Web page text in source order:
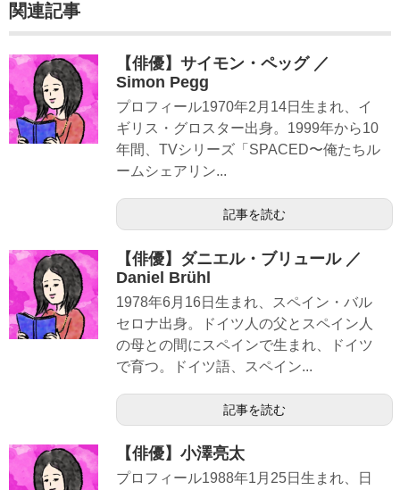
関連記事
【俳優】サイモン・ペッグ ／
Simon Pegg
プロフィール1970年2月14日生まれ、イ
ギリス・グロスター出身。1999年から10
年間、TVシリーズ「SPACED〜俺たちル
ームシェアリン...
記事を読む
【俳優】ダニエル・ブリュール ／
Daniel Brühl
1978年6月16日生まれ、スペイン・バル
セロナ出身。ドイツ人の父とスペイン人
の母との間にスペインで生まれ、ドイツ
で育つ。ドイツ語、スペイン...
記事を読む
【俳優】小澤亮太
プロフィール1988年1月25日生まれ、日